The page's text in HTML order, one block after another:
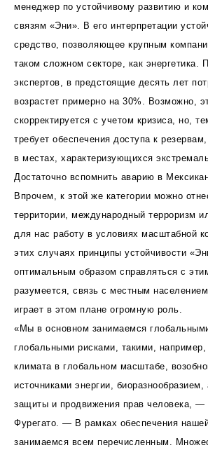
менеджер по устойчивому развитию и
связям «Эни». В его интерпретации
средство, позволяющее крупным
таком сложном секторе, как энергетика.
экспертов, в предстоящие десять лет
возрастет примерно на 30%. Возможно,
скорректируется с учетом кризиса, но,
требует обеспечения доступа к
в местах, характеризующихся
Достаточно вспомнить аварию в
Впрочем, к этой же категории можно
территории, международный терроризм
для нас работу в условиях масштабной
этих случаях принципы устойчивости
оптимальным образом справляться с
разумеется, связь с местным
играет в этом плане огромную роль.
«Мы в основном занимаемся
глобальными рисками, такими, например,
климата в глобальном масштабе,
источниками энергии,
защиты и продвижения прав человека, —
Фурегато. — В рамках обеспечения
занимаемся всем перечисленным.